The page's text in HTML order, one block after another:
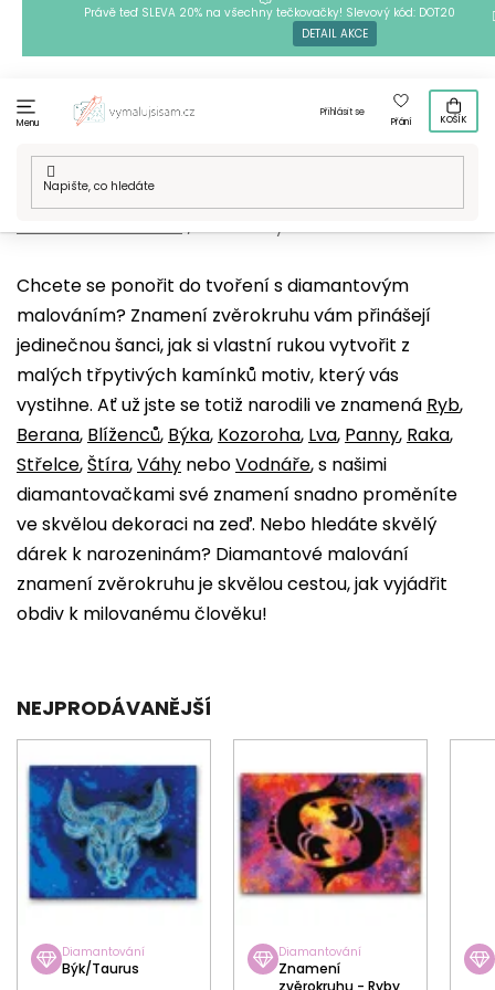
Právě teď SLEVA 20% na všechny tečkovačky! Slevový kód: DOT20
DETAIL AKCE
Menu
Přihlásit se
Přání
KOŠÍK
Domů
Chcete se ponořit do tvoření s diamantovým
malováním? Znamení zvěrokruhu vám přinášejí
jedinečnou šanci, jak si vlastní rukou vytvořit z
malých třpytivých kamínků motiv, který vás
vystihne. Ať už jste se totiž narodili ve znamená Ryb,
Berana, Blíženců, Býka, Kozoroha, Lva, Panny, Raka,
Střelce,Štíra,Váhy neboVodnáře, s našimi
diamantovačkami své znamení snadno proměníte
ve skvělou dekoraci na zeď. Nebo hledáte skvělý
dárek k narozeninám? Diamantové malování
znamení zvěrokruhu je skvělou cestou, jak vyjádřit
obdiv k milovanému člověku!
NEJPRODÁVANĚJŠÍ
Diamantování
Býk/Taurus
Diamantování
Znamení